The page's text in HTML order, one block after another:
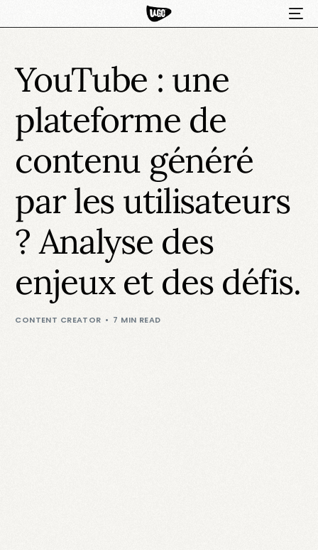
YouTube : une
plateforme de
contenu généré
par les utilisateurs
? Analyse des
enjeux et des défis.
CONTENT CREATOR 7 MIN READ
HOT